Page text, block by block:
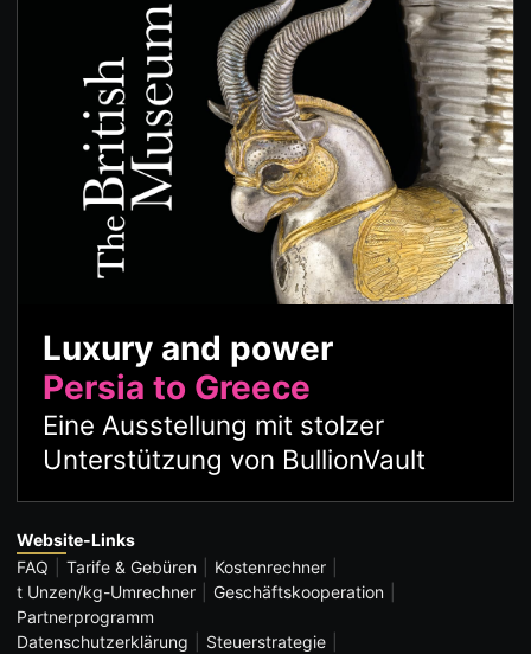
Luxury and power
Persia to Greece
Eine Ausstellung mit stolzer
Unterstützung von BullionVault
Website-Links
FAQ
Tarife & Gebüren
Kostenrechner
t Unzen/kg-Umrechner
Geschäftskooperation
Partnerprogramm
Datenschutzerklärung
Steuerstrategie